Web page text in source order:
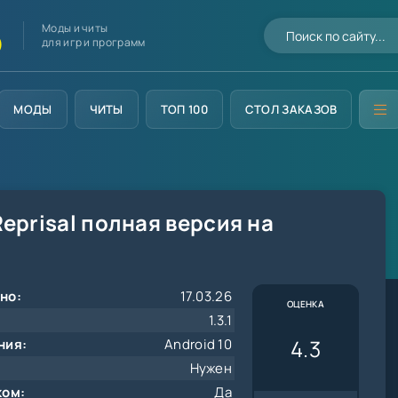
Моды и читы
для игр и программ
МОДЫ ЧИТЫ ТОП 100 СТОЛ ЗАКАЗОВ
полная версия на
17.03.26
1.3.1
Android 10
Нужен
Да
ОЦЕНКА
4.3